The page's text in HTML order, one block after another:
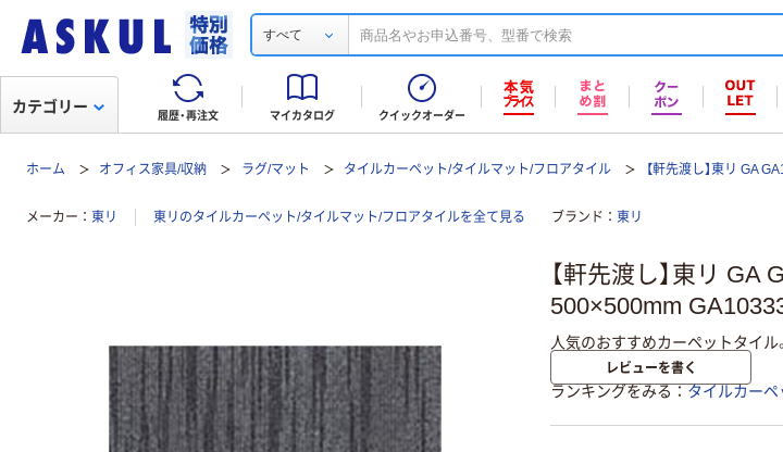
すべて
履歴・再注文 マイカタログ クイックオーダー
カテゴリー
ホーム オフィス家具/収納 ラグ/マット タイルカーペット/タイルマット/フロアタイル 【軒先渡し】東リ GA
メーカー 東リ 東リのタイルカーペット/タイルマット/フロアタイルを全て見る ブランド 東リ
【軒先渡し】東リ
500×500mm
人気のおすすめカーペットタイル
レビューを書く
ランキングをみる タイルカー